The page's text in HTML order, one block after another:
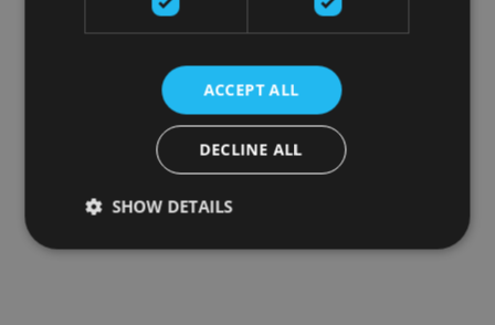
ACCEPT ALL
DECLINE ALL
SHOW DETAILS